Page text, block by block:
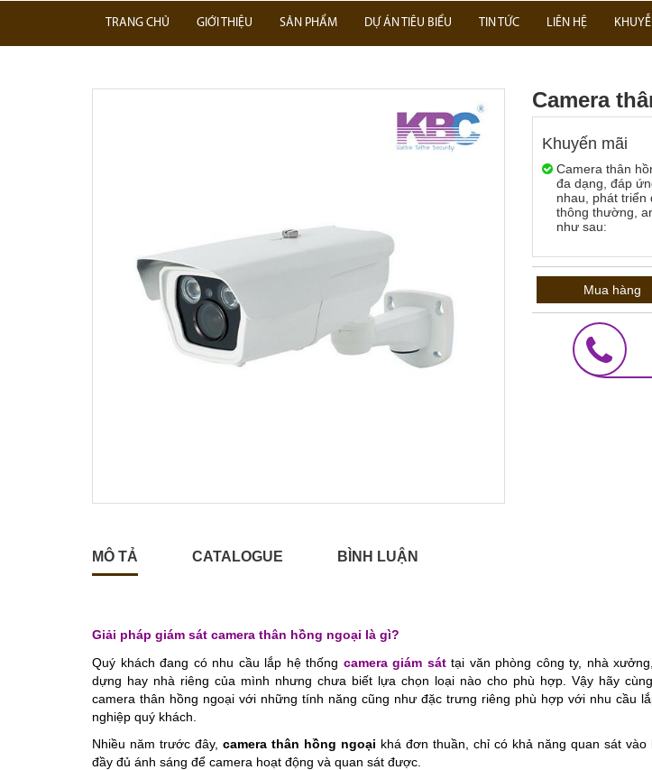
TRANG CHỦ GIỚI THIỆU SẢN PHẨM DỰ ÁN TIÊU BIỂU TIN TỨC LIÊN HỆ
Camera
Khuyến mãi
Camera thân
đa dạng, đáp
nhau, phát triển
thông thường,
như sau:
Mua hàng
MÔ TẢ CATALOGUE BÌNH LUẬN
Giải pháp giám sát camera thân hồng ngoại là gì?
Quý khách đang có nhu cầu lắp hệ thống camera giám sáttại văn phòng công ty, nhà
dựng hay nhà riêng của mình nhưng chưa biết lựa chọn loại nào cho phù hợp. Vậy hãy cùng
camera thân hồng ngoại với những tính năng cũng như đặc trưng riêng phù hợp với nhu cầu
nghiệp quý khách.
Nhiều năm trước đây,camera thân hồng ngoại khá đơn thuần, chỉ có khả năng quan sát
đầy đủ ánh sáng để camera hoạt động và quan sát được.